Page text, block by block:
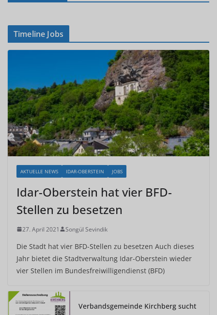
Timeline Jobs
AKTUELLE NEWS IDAR-OBERSTEIN JOBS
Idar-Oberstein hat vier BFD-
Stellen zu besetzen
27. April 2021 Songül Sevindik
Die Stadt hat vier BFD-Stellen zu besetzen Auch dieses
Jahr bietet die Stadtverwaltung Idar-Oberstein wieder
vier Stellen im Bundesfreiwilligendienst (BFD)
Verbandsgemeinde Kirchberg sucht